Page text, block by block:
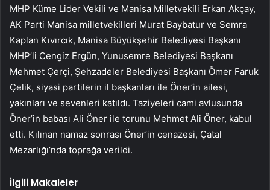
MHP Küme Lider Vekili ve Manisa Milletvekili Erkan Akçay,
AK Parti Manisa milletvekilleri Murat Baybatur ve Semra
Kaplan Kıvırcık, Manisa Büyükşehir Belediyesi Başkanı
MHP’li Cengiz Ergün, Yunusemre Belediyesi Başkanı
Mehmet Çerçi, Şehzadeler Belediyesi Başkanı Ömer Faruk
Çelik, siyasi partilerin il başkanları ile Öner’in ailesi,
yakınları ve sevenleri katıldı. Taziyeleri cami avlusunda
Öner’in babası Ali Öner ile torunu Mehmet Ali Öner, kabul
etti. Kılınan namaz sonrası Öner’in cenazesi, Çatal
Mezarlığı’nda toprağa verildi.
İlgili Makaleler